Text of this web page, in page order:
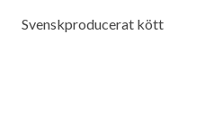
Svenskproducerat kött